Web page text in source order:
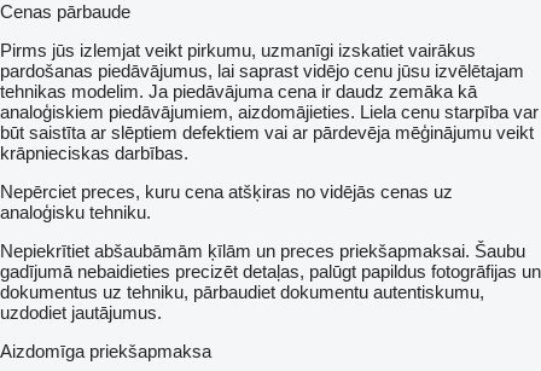
Cenas pārbaude
Pirms jūs izlemjat veikt pirkumu, uzmanīgi izskatiet vairākus
pardošanas piedāvājumus, lai saprast vidējo cenu jūsu izvēlētajam
tehnikas modelim. Ja piedāvājuma cena ir daudz zemāka kā
analoģiskiem piedāvājumiem, aizdomājieties. Liela cenu starpība var
būt saistīta ar slēptiem defektiem vai ar pārdevēja mēģinājumu veikt
krāpnieciskas darbības.
Nepērciet preces, kuru cena atšķiras no vidējās cenas uz
analoģisku tehniku.
Nepiekrītiet abšaubāmām ķīlām un preces priekšapmaksai. Šaubu
gadījumā nebaidieties precizēt detaļas, palūgt papildus fotogrāfijas un
dokumentus uz tehniku, pārbaudiet dokumentu autentiskumu,
uzdodiet jautājumus.
Aizdomīga priekšapmaksa